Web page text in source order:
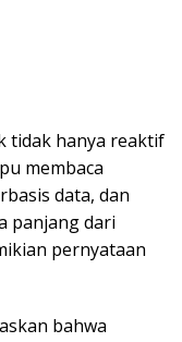
tidak hanya reaktif
membaca
data, dan
panjang dari
pernyataan
bahwa